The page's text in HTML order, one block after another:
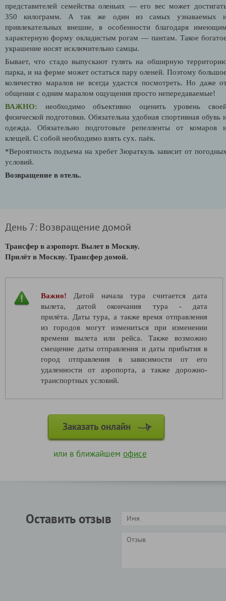
представителей семейства оленьих — его вес может
350 килограмм. А так же один из самых узнаваемых
привлекательных внешне, в особенности благодаря
характерную форму окладистым рогам — пантам. Такое
украшение носят исключительно самцы.
Бывает, что стадо выпускают гулять на обширную
парка, и на ферме может остаться пару оленей. Поэтому
количество маралов не всегда удастся посмотреть. Но даже
общения с одним маралом ощущения просто непередаваемые!
ВАЖНО: необходимо объективно оценить уровень
физической подготовки. Обязательна удобная спортивная обувь
одежда. Обязательно подготовьте репелленты от комаров
клещей. С собой необходимо взять сух. паёк.
*Вероятность подъема на хребет Зюраткуль зависит от
условий.
Возвращение в отель.
День 7: Возвращение домой
Трансфер в аэропорт. Вылет в Москву.
Прилёт в Москву. Трансфер домой.
Важно! Датой начала тура считается дата
вылета, датой окончания тура - дата
прилёта. Даты тура, а также время отправления
из городов могут измениться при изменении
времени вылета или рейса. Также возможно
смещение даты отправления и даты прибытия в
город отправления в зависимости от его
удаленности от аэропорта, а также дорожно-
транспортных условий.
Заказать онлайн
или в ближайшем офисе
Оставить отзыв